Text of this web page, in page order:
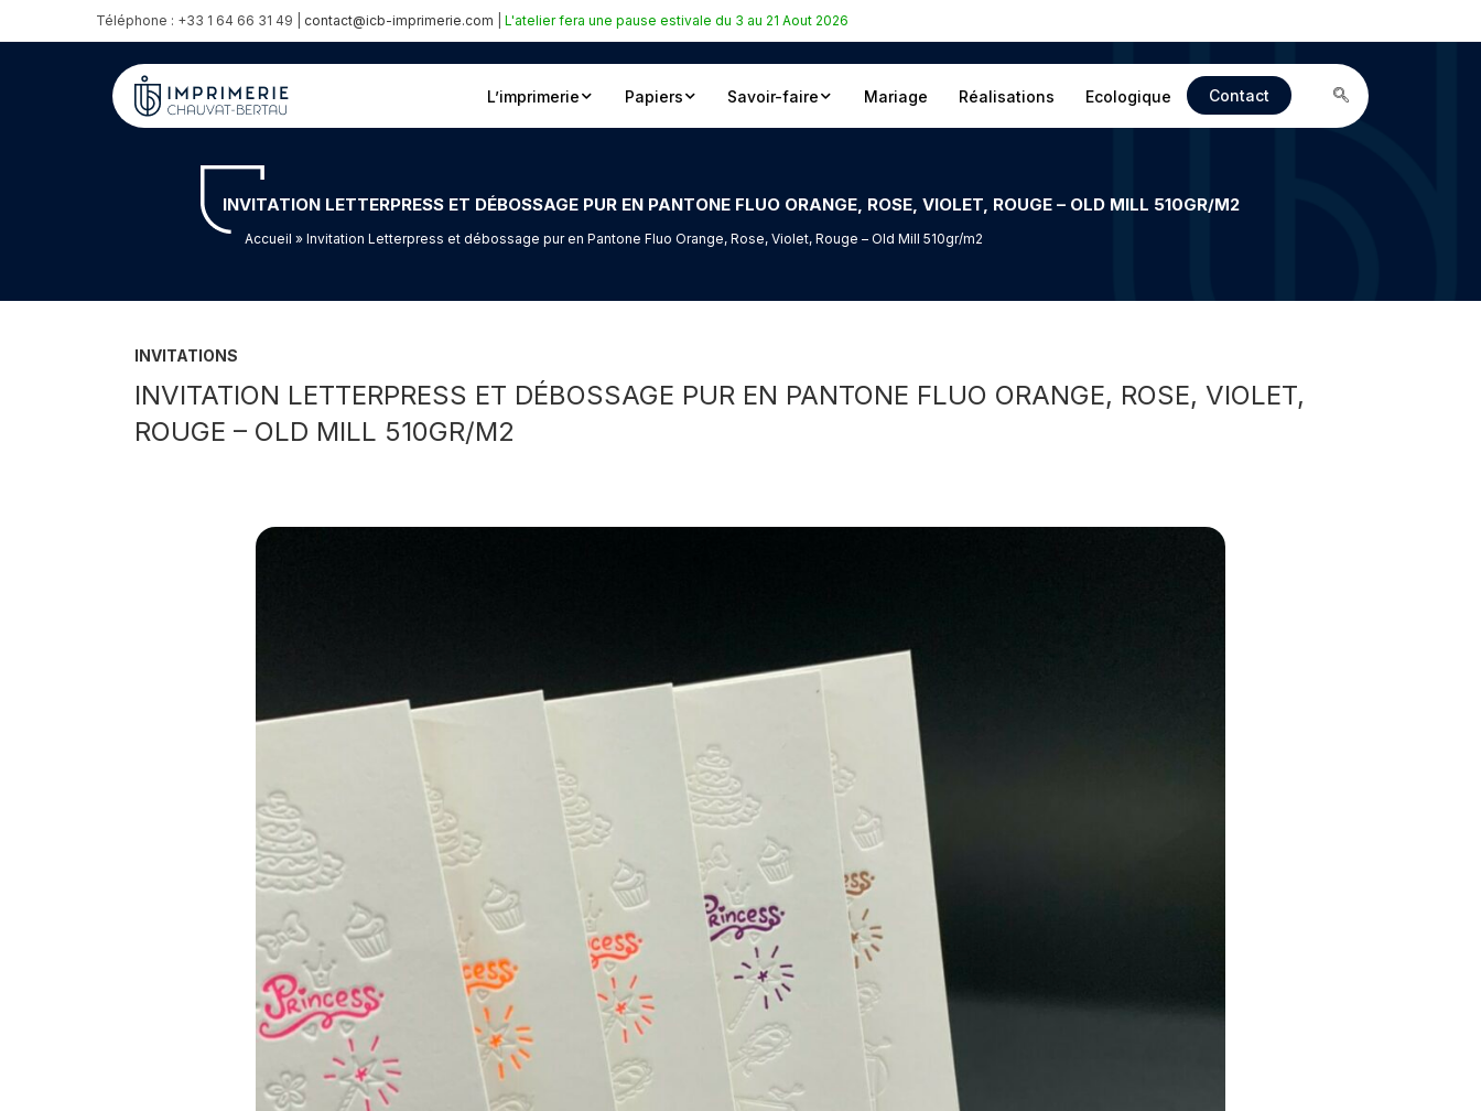
Téléphone : +33 1 64 66 31 49 | contact@icb-imprimerie.com L'atelier fera une pause estivale du 3 au 21 Aout 2026
L’imprimerie Papiers Savoir-faire Mariage Réalisations Ecologique Contact
INVITATION LETTERPRESS ET DÉBOSSAGE PUR EN PANTONE FLUO ORANGE, ROSE, VIOLET, ROUGE – OLD MILL 510GR/M2
Accueil » Invitation Letterpress et débossage pur en Pantone Fluo Orange, Rose, Violet, Rouge – Old Mill 510gr/m2
INVITATIONS
INVITATION LETTERPRESS ET DÉBOSSAGE PUR EN PANTONE FLUO ORANGE, ROSE, VIOLET,
ROUGE – OLD MILL 510GR/M2